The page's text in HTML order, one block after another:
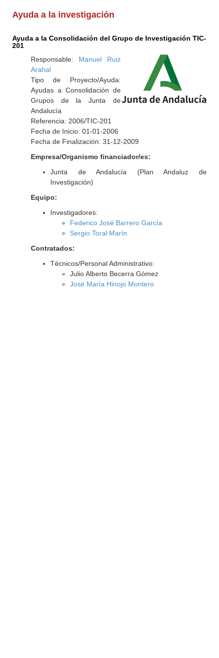
Ayuda a la investigación
Ayuda a la Consolidación del Grupo de Investigación TIC-
201
Responsable: Manuel Ruiz
Arahal
Tipo de Proyecto/Ayuda:
Ayudas a Consolidación de
Grupos de la Junta de
Andalucía
Referencia: 2006/TIC-201
Fecha de Inicio: 01-01-2006
Fecha de Finalización: 31-12-2009
Empresa/Organismo financiador/es:
Junta de Andalucía (Plan Andaluz de
Investigación)
Equipo:
Investigadores:
Federico José Barrero García
Sergio Toral Marín
Contratados:
Técnicos/Personal Administrativo:
Julio Alberto Becerra Gómez
José María Hinojo Montero